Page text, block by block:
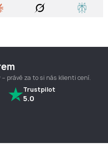
právě za to si nás klienti cení.
Trustpilot
5.0